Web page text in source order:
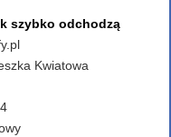
szybko odchodzą
Kwiatowa